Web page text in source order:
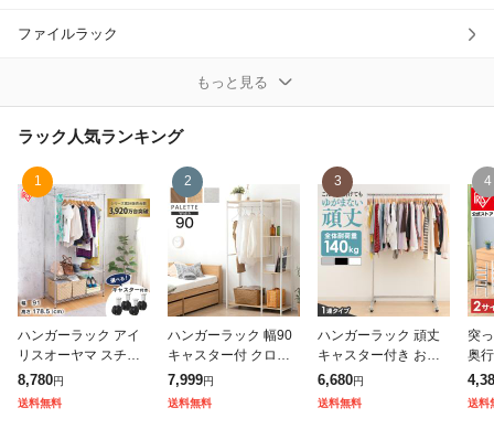
ファイルラック
メッシュラック
ワイヤー・メッシュラック
多目的ラック
その他ラック
もっと見る
ラック 人気ランキング
1
ハンガーラック アイ
リスオーヤマ スチー
ルラック ハンガーラ
ック メタルワードロ
8,780円
送料無料
2
ハンガーラック 幅90
キャスター付 クロー
ゼット コートハンガ
ー ハンガーポール ワ
7,999円
送料無料
3
ハンガーラック 頑丈
キャスター付き おし
ゃれ パイプハンガー
シングル 伸縮 高さ11
6,680円
送料無料
4
突
奥
60
し
送料